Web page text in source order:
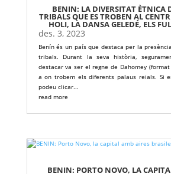
BENIN: LA DIVERSITAT ÈTNICA
TRIBALS QUE ES TROBEN AL
HOLI, LA DANSA GELEDÉ, ELS
des. 3, 2023
Benín és un país que destaca per la
tribals. Durant la seva història,
destacar va ser el regne de Dahomey (format
a on trobem els diferents palaus reials. Si
podeu clicar...
read more
BENIN: PORTO NOVO, LA